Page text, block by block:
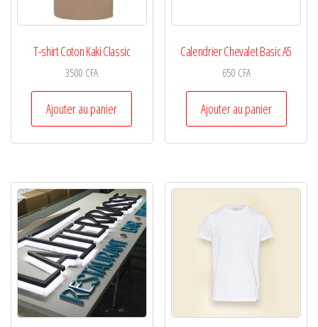
T-shirt Coton Kaki Classic
3500 CFA
Ajouter au panier
Calendrier Chevalet Basic A5
650 CFA
Ajouter au panier